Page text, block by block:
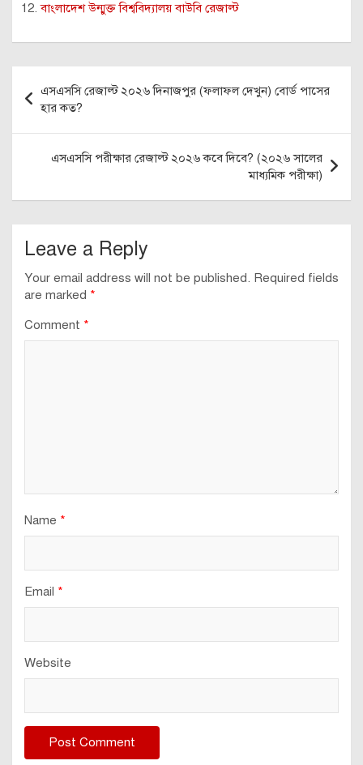
বাংলাদেশ উন্মুক্ত বিশ্ববিদ্যালয় বাউবি রেজাল্ট
navigation
এসএসসি রেজাল্ট ২০২৬ দিনাজপুর (ফলাফল দেখুন) বোর্ড পাসের
হার কত?
এসএসসি পরীক্ষার রেজাল্ট ২০২৬ কবে দিবে? (২০২৬ সালের
মাধ্যমিক পরীক্ষা)
Leave a Reply
Your email address will not be published. Required fields
are marked *
Comment *
Name *
Email *
Website